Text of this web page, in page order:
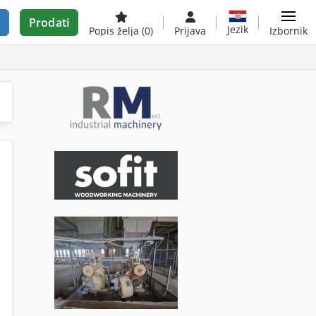
Prodati
Popis želja (0) Prijava Jezik Izbornik